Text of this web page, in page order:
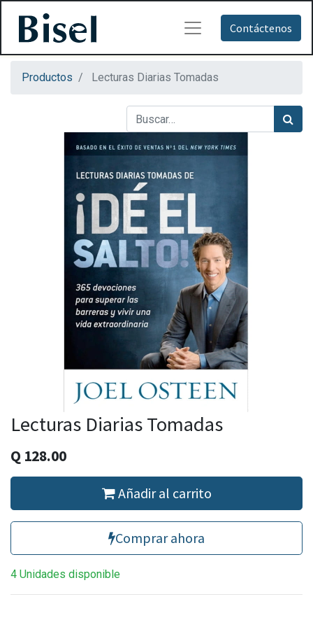
Contáctenos
Productos Lecturas Diarias Tomadas
Lecturas Diarias Tomadas
Q 128.00
Añadir al carrito
Comprar ahora
4 Unidades disponible